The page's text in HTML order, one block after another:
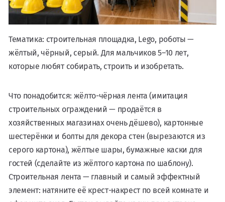
Тематика: строительная площадка, Lego, роботы —
жёлтый, чёрный, серый. Для мальчиков 5–10 лет,
которые любят собирать, строить и изобретать.
Что понадобится: жёлто-чёрная лента (имитация
строительных ограждений — продаётся в
хозяйственных магазинах очень дёшево), картонные
шестерёнки и болты для декора стен (вырезаются из
серого картона), жёлтые шары, бумажные каски для
гостей (сделайте из жёлтого картона по шаблону).
Строительная лента — главный и самый эффектный
элемент: натяните её крест-накрест по всей комнате и